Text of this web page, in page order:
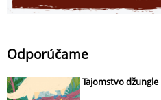
Odporúčame
Tajomstvo džungle